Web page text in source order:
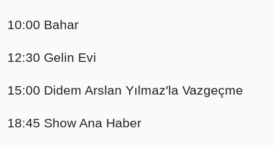
10:00 Bahar
12:30 Gelin Evi
15:00 Didem Arslan Yılmaz'la Vazgeçme
18:45 Show Ana Haber